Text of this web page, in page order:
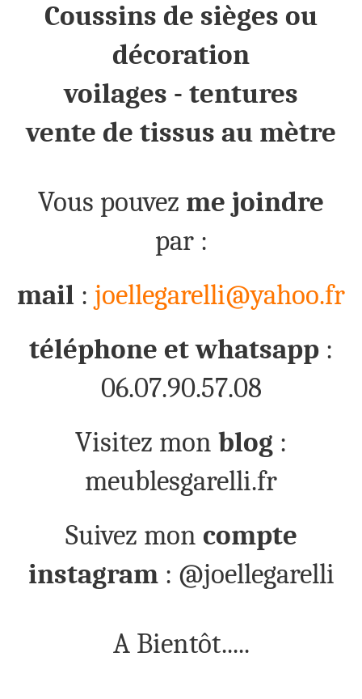
Coussins de sièges ou
décoration
voilages - tentures
vente de tissus au mètre
Vous pouvez me joindre
par :
mail : joellegarelli@yahoo.fr
téléphone et whatsapp :
06.07.90.57.08
Visitez mon blog :
meublesgarelli.fr
Suivez mon compte
instagram: @joellegarelli
A Bientôt.....